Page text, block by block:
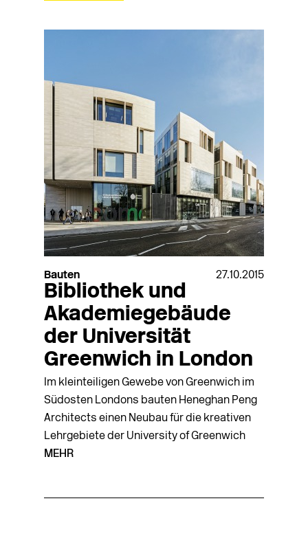
Bauten 27.10.2015
Bibliothek und
Akademiegebäude
der Universität
Greenwich in London
Im kleinteiligen Gewebe von Greenwich im
Südosten Londons bauten Heneghan Peng
Architects einen Neubau für die kreativen
Lehrgebiete der University of Greenwich
MEHR